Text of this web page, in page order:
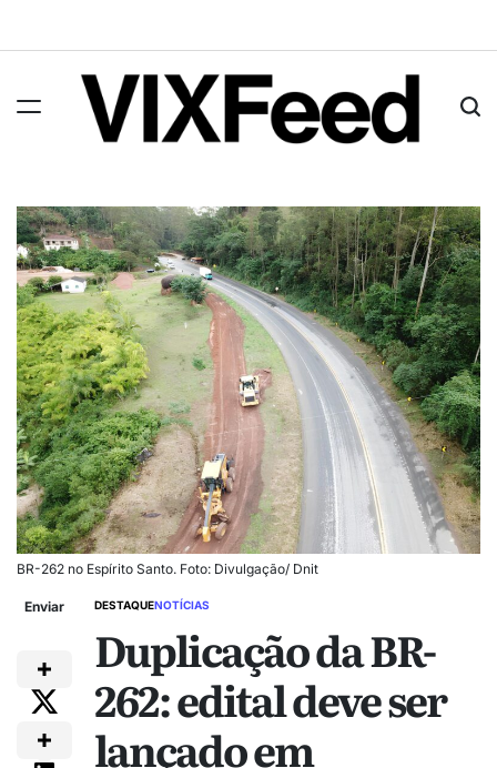
BR-262 no Espírito Santo. Foto: Divulgação/ Dnit
Enviar DESTAQUENOTÍCIAS
Duplicação da BR-
262: edital deve ser
lançado em